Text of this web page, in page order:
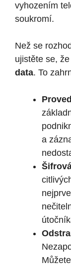
vyhozením
soukromí.
Než se
ujistěte se,
data. To
a